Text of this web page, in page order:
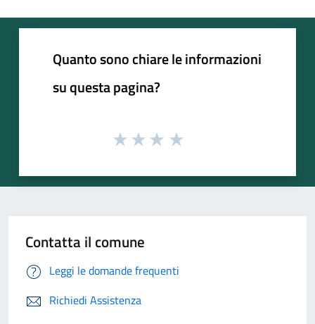
Quanto sono chiare le informazioni
su questa pagina?
Contatta il comune
Leggi le domande frequenti
Richiedi Assistenza